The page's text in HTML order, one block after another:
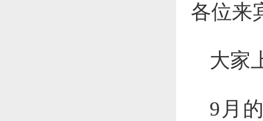
各位来
大家
9月